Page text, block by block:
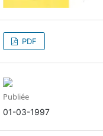
PDF
Publiée
01-03-1997